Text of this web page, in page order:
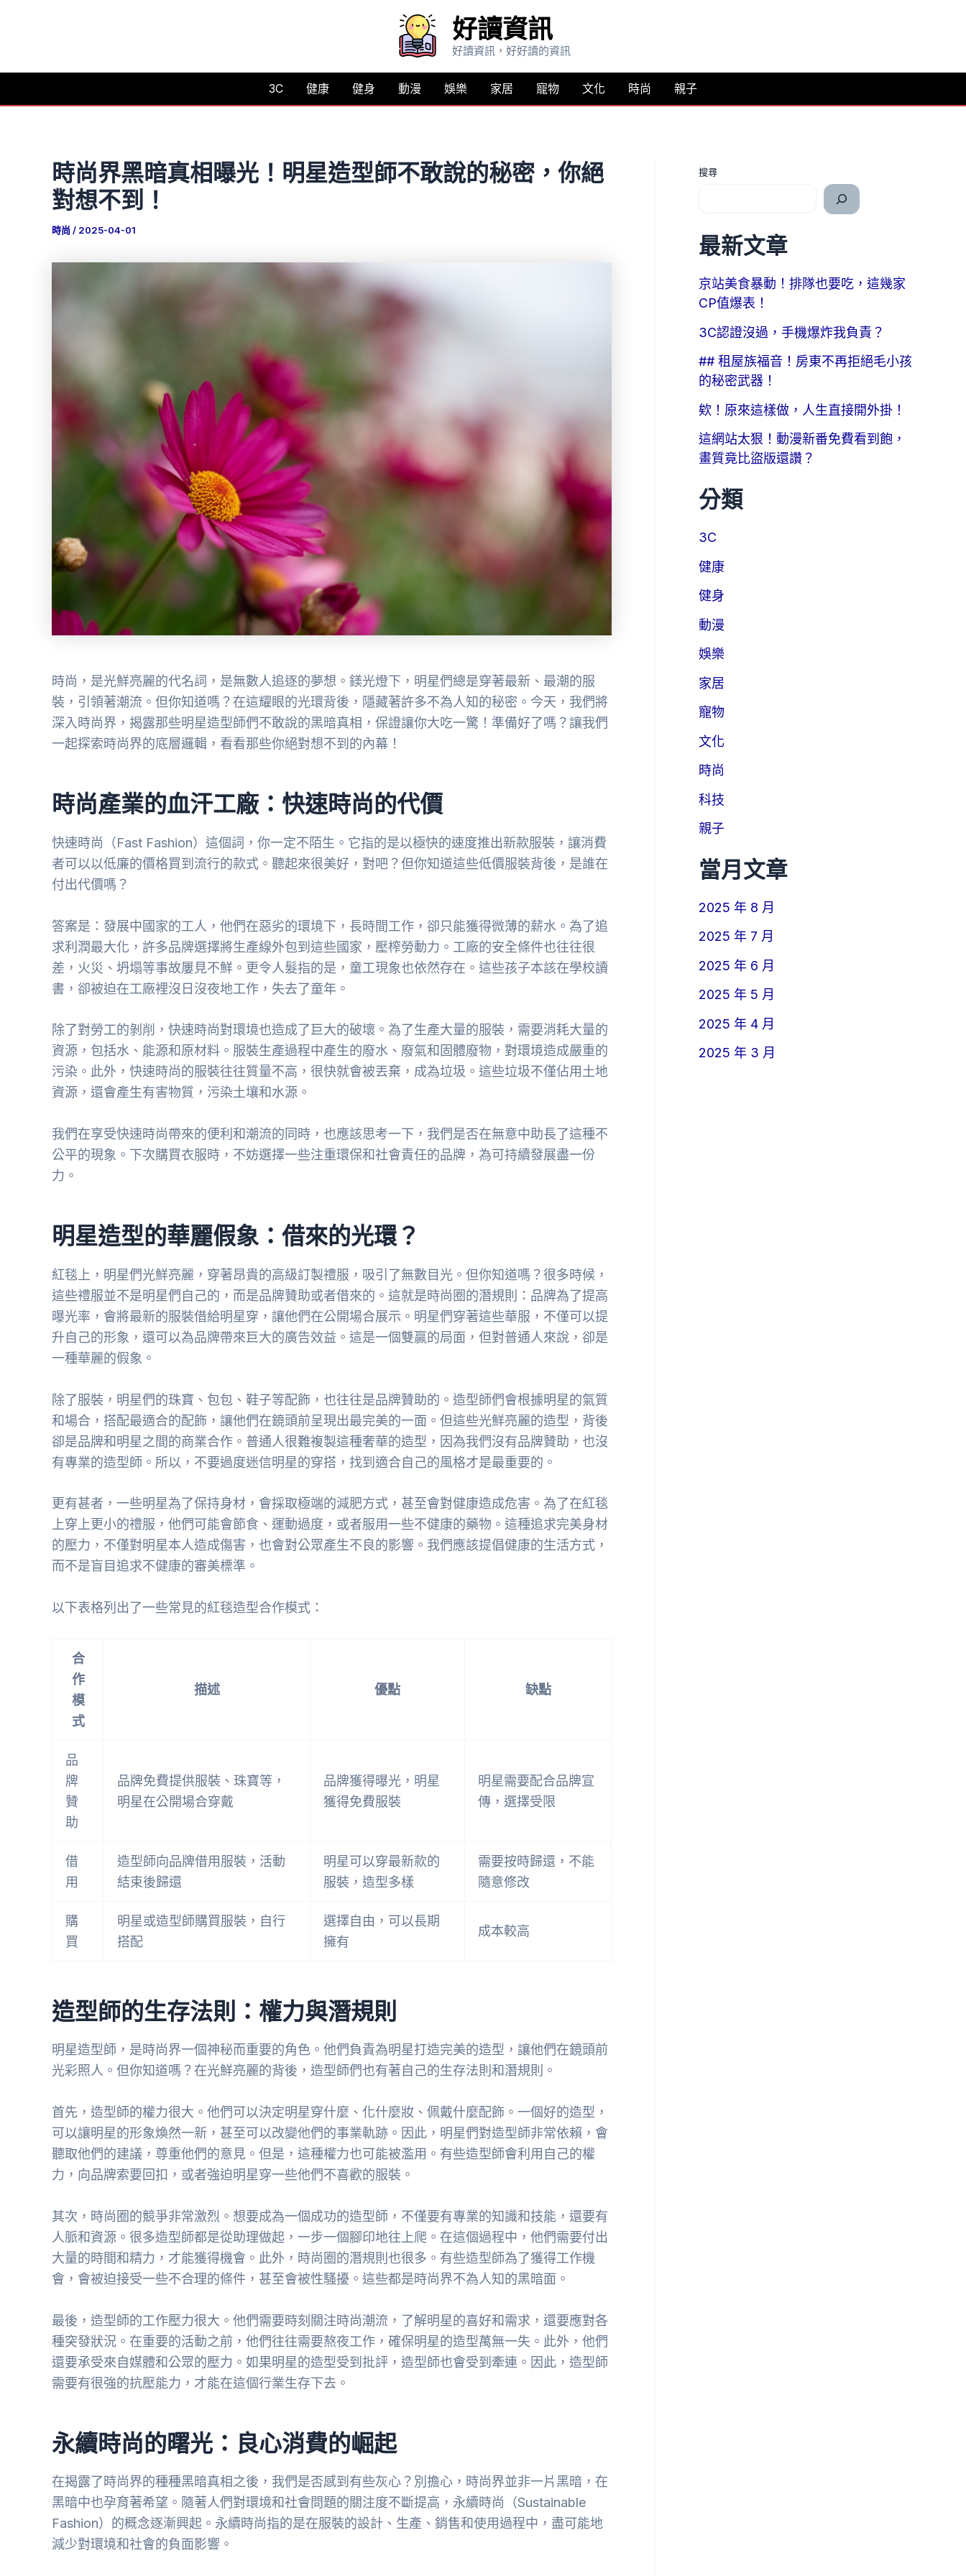
要
好讀資訊
好讀資訊，好好讀的資訊
3C 健康 健身 動漫 娛樂 家居 寵物 文化 時尚 親子
時尚界黑暗真相曝光！明星造型師不敢說的秘密，你絕
對想不到！
時尚 / 2025-04-01
時尚，是光鮮亮麗的代名詞，是無數人追逐的夢想。鎂光燈下，明星們總是穿著最新、最潮的服
裝，引領著潮流。但你知道嗎？在這耀眼的光環背後，隱藏著許多不為人知的秘密。今天，我們將
深入時尚界，揭露那些明星造型師們不敢說的黑暗真相，保證讓你大吃一驚！準備好了嗎？讓我們
一起探索時尚界的底層邏輯，看看那些你絕對想不到的內幕！
時尚產業的血汗工廠：快速時尚的代價
快速時尚（Fast Fashion）這個詞，你一定不陌生。它指的是以極快的速度推出新款服裝，讓消費
者可以以低廉的價格買到流行的款式。聽起來很美好，對吧？但你知道這些低價服裝背後，是誰在
付出代價嗎？
答案是：發展中國家的工人，他們在惡劣的環境下，長時間工作，卻只能獲得微薄的薪水。為了追
求利潤最大化，許多品牌選擇將生產線外包到這些國家，壓榨勞動力。工廠的安全條件也往往很
差，火災、坍塌等事故屢見不鮮。更令人髮指的是，童工現象也依然存在。這些孩子本該在學校讀
書，卻被迫在工廠裡沒日沒夜地工作，失去了童年。
除了對勞工的剝削，快速時尚對環境也造成了巨大的破壞。為了生產大量的服裝，需要消耗大量的
資源，包括水、能源和原材料。服裝生產過程中產生的廢水、廢氣和固體廢物，對環境造成嚴重的
污染。此外，快速時尚的服裝往往質量不高，很快就會被丟棄，成為垃圾。這些垃圾不僅佔用土地
資源，還會產生有害物質，污染土壤和水源。
我們在享受快速時尚帶來的便利和潮流的同時，也應該思考一下，我們是否在無意中助長了這種不
公平的現象。下次購買衣服時，不妨選擇一些注重環保和社會責任的品牌，為可持續發展盡一份
力。
明星造型的華麗假象：借來的光環？
紅毯上，明星們光鮮亮麗，穿著昂貴的高級訂製禮服，吸引了無數目光。但你知道嗎？很多時候，
這些禮服並不是明星們自己的，而是品牌贊助或者借來的。這就是時尚圈的潛規則：品牌為了提高
曝光率，會將最新的服裝借給明星穿，讓他們在公開場合展示。明星們穿著這些華服，不僅可以提
升自己的形象，還可以為品牌帶來巨大的廣告效益。這是一個雙贏的局面，但對普通人來說，卻是
一種華麗的假象。
除了服裝，明星們的珠寶、包包、鞋子等配飾，也往往是品牌贊助的。造型師們會根據明星的氣質
和場合，搭配最適合的配飾，讓他們在鏡頭前呈現出最完美的一面。但這些光鮮亮麗的造型，背後
卻是品牌和明星之間的商業合作。普通人很難複製這種奢華的造型，因為我們沒有品牌贊助，也沒
有專業的造型師。所以，不要過度迷信明星的穿搭，找到適合自己的風格才是最重要的。
更有甚者，一些明星為了保持身材，會採取極端的減肥方式，甚至會對健康造成危害。為了在紅毯
上穿上更小的禮服，他們可能會節食、運動過度，或者服用一些不健康的藥物。這種追求完美身材
的壓力，不僅對明星本人造成傷害，也會對公眾產生不良的影響。我們應該提倡健康的生活方式，
而不是盲目追求不健康的審美標準。
以下表格列出了一些常見的紅毯造型合作模式：
合
作
模
式
描述 優點 缺點
品
牌
贊
助
品牌免費提供服裝、珠寶等，
明星在公開場合穿戴
品牌獲得曝光，明星
獲得免費服裝
明星需要配合品牌宣
傳，選擇受限
借
用
造型師向品牌借用服裝，活動
結束後歸還
明星可以穿最新款的
服裝，造型多樣
需要按時歸還，不能
隨意修改
購
買
明星或造型師購買服裝，自行
搭配
選擇自由，可以長期
擁有
成本較高
造型師的生存法則：權力與潛規則
明星造型師，是時尚界一個神秘而重要的角色。他們負責為明星打造完美的造型，讓他們在鏡頭前
光彩照人。但你知道嗎？在光鮮亮麗的背後，造型師們也有著自己的生存法則和潛規則。
首先，造型師的權力很大。他們可以決定明星穿什麼、化什麼妝、佩戴什麼配飾。一個好的造型，
可以讓明星的形象煥然一新，甚至可以改變他們的事業軌跡。因此，明星們對造型師非常依賴，會
聽取他們的建議，尊重他們的意見。但是，這種權力也可能被濫用。有些造型師會利用自己的權
力，向品牌索要回扣，或者強迫明星穿一些他們不喜歡的服裝。
其次，時尚圈的競爭非常激烈。想要成為一個成功的造型師，不僅要有專業的知識和技能，還要有
人脈和資源。很多造型師都是從助理做起，一步一個腳印地往上爬。在這個過程中，他們需要付出
大量的時間和精力，才能獲得機會。此外，時尚圈的潛規則也很多。有些造型師為了獲得工作機
會，會被迫接受一些不合理的條件，甚至會被性騷擾。這些都是時尚界不為人知的黑暗面。
最後，造型師的工作壓力很大。他們需要時刻關注時尚潮流，了解明星的喜好和需求，還要應對各
種突發狀況。在重要的活動之前，他們往往需要熬夜工作，確保明星的造型萬無一失。此外，他們
還要承受來自媒體和公眾的壓力。如果明星的造型受到批評，造型師也會受到牽連。因此，造型師
需要有很強的抗壓能力，才能在這個行業生存下去。
永續時尚的曙光：良心消費的崛起
在揭露了時尚界的種種黑暗真相之後，我們是否感到有些灰心？別擔心，時尚界並非一片黑暗，在
黑暗中也孕育著希望。隨著人們對環境和社會問題的關注度不斷提高，永續時尚（Sustainable
Fashion）的概念逐漸興起。永續時尚指的是在服裝的設計、生產、銷售和使用過程中，盡可能地
減少對環境和社會的負面影響。
搜尋
最新文章
京站美食暴動！排隊也要吃，這幾家
CP值爆表！
3C認證沒過，手機爆炸我負責？
## 租屋族福音！房東不再拒絕毛小孩
的秘密武器！
欸！原來這樣做，人生直接開外掛！
這網站太狠！動漫新番免費看到飽，
畫質竟比盜版還讚？
分類
3C
健康
健身
動漫
娛樂
家居
寵物
文化
時尚
科技
親子
當月文章
2025 年 8 月
2025 年 7 月
2025 年 6 月
2025 年 5 月
2025 年 4 月
2025 年 3 月